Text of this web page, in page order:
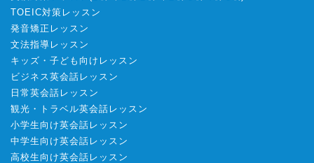
TOEIC対策レッスン
発音矯正レッスン
文法指導レッスン
キッズ・子ども向けレッスン
ビジネス英会話レッスン
日常英会話レッスン
観光・トラベル英会話レッスン
小学生向け英会話レッスン
中学生向け英会話レッスン
高校生向け英会話レッスン